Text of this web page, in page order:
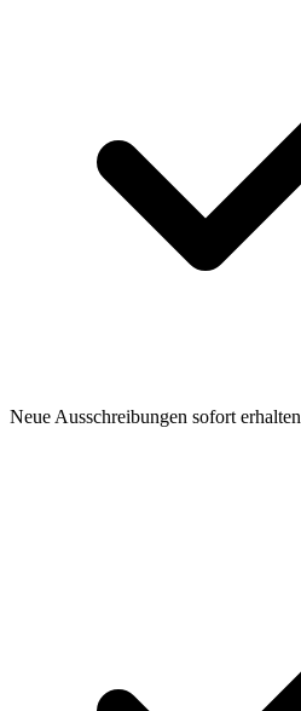
Neue Ausschreibungen sofort erhalten